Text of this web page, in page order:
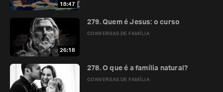
18:47
26:18
CONVERSAS DE FAMÍLIA
279. Quem é Jesus: o curso
CONVERSAS DE FAMÍLIA
278. O que é a família natural?